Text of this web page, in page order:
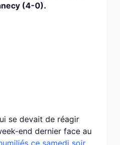
(4-0).
se devait de réagir
end dernier face au
ce samedi soir